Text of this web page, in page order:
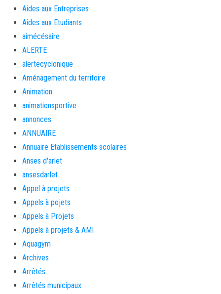
Aides aux Entreprises
Aides aux Etudiants
aimécésaire
ALERTE
alertecyclonique
Aménagement du territoire
Animation
animationsportive
annonces
ANNUAIRE
Annuaire Etablissements scolaires
Anses d'arlet
ansesdarlet
Appel à projets
Appels à pojets
Appels à Projets
Appels à projets & AMI
Aquagym
Archives
Arrêtés
Arrêtés municipaux